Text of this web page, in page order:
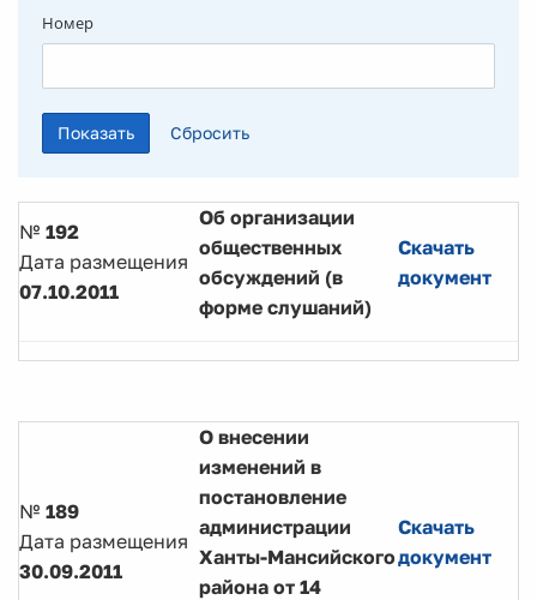
Номер
№ 192
Дата размещения
07.10.2011
Об организации
общественных
обсуждений (в
форме слушаний)
Скачать
документ
№ 189
Дата размещения
30.09.2011
О внесении
изменений в
постановление
администрации
Ханты-Мансийского
района от 14
Скачать
документ